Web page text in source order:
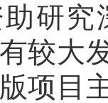
研
较大
项目